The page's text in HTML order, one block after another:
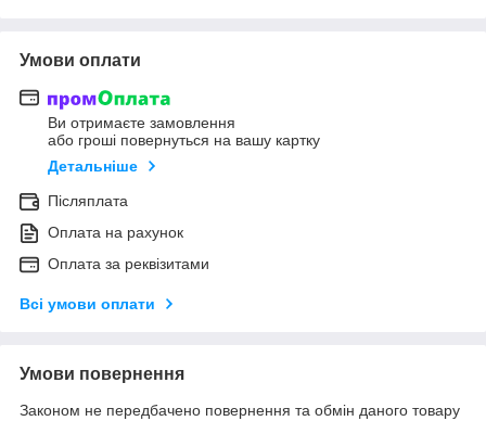
Умови оплати
Ви отримаєте замовлення
або гроші повернуться на вашу картку
Детальніше
Післяплата
Оплата на рахунок
Оплата за реквізитами
Всі умови оплати
Умови повернення
Законом не передбачено повернення та обмін даного товару